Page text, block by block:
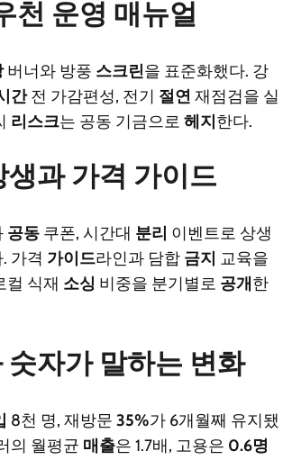
천 운영 매뉴얼
버너와 방풍 스크린을 표준화했다. 강
간전 가감편성, 전기 절연 재점검을 실
리스크는 공동 기금으로 헤지 한다.
생과 가격 가이드
공동 쿠폰, 시간대 분리 이벤트로 상생
가격 가이드라인과 담합 금지 교육을
컬 식재 소싱 비중을 분기별로 공개 한
숫자가 말하는 변화
8천 명, 재방문 35%가 6개월째 유지됐
의 월평균 매출은 1.7배, 고용은 0.6명